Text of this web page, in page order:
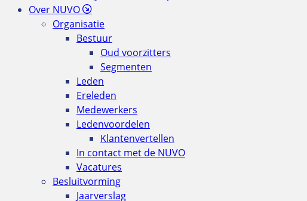
Over NUVO
Organisatie
Bestuur
Oud voorzitters
Segmenten
Leden
Ereleden
Medewerkers
Ledenvoordelen
Klantenvertellen
In contact met de NUVO
Vacatures
Besluitvorming
Jaarverslag